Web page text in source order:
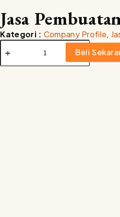
Jasa
Kategori : Company Profile,
Beli